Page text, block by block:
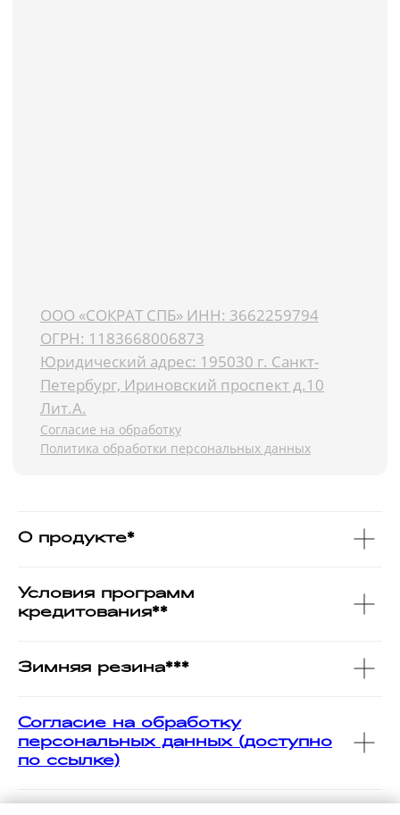
О продукте*
Условия программ
кредитования**
Зимняя резина***
Согласие на обработку
персональных данных (доступно
по ссылке)